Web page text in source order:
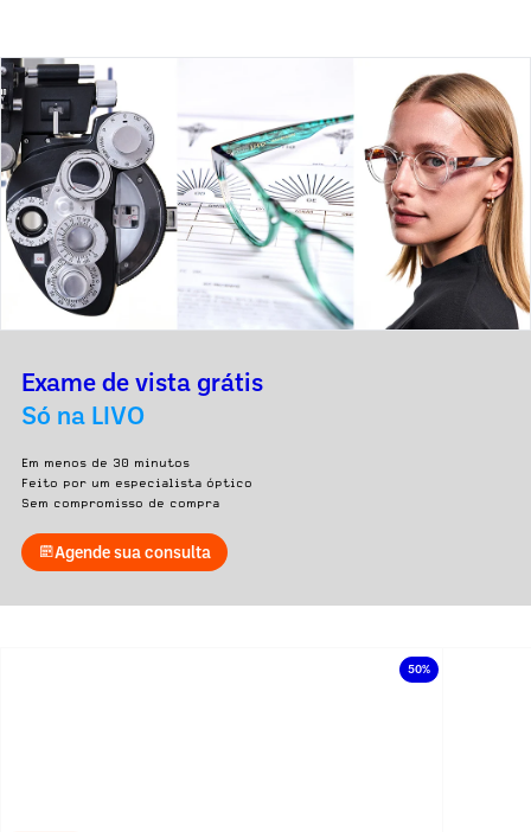
Exame de vista grátis
Só na LIVO
Em menos de 30 minutos
Feito por um especialista óptico
Sem compromisso de compra
Agende sua consulta
50%